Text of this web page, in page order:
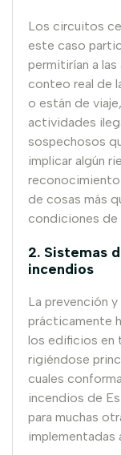
Los circuitos
este caso
permitirían a
conteo real de
o están de
actividades
sospechosos
implicar algún
reconocimiento
de cosas más
condiciones de
2. Sistemas
incendios
La prevención
prácticamente
los edificios en
rigiéndose
cuales
incendios de
para muchas
implementadas